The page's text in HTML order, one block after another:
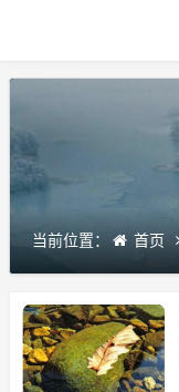
当前位置： 首页